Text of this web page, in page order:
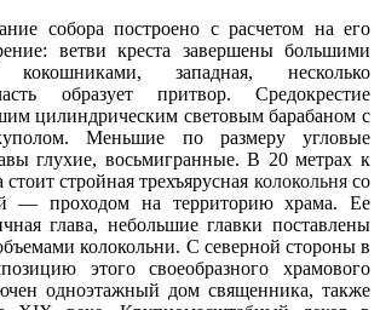
собора построено с расчетом на его
ветви креста завершены большими
кокошниками, западная, несколько
образует притвор. Средокрестие
цилиндрическим световым барабаном с
Меньшие по размеру угловые
глухие, восьмигранные. В 20 метрах к
стоит стройная трехъярусная колокольнясо
— проходом на территорию храма. Ее
глава, небольшие главки поставлены
колокольни. С северной стороны в
этого своеобразного храмового
одноэтажный дом священника, также